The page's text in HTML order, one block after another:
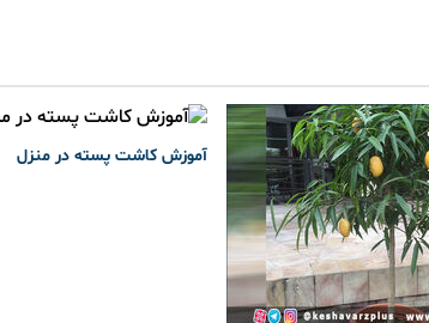
آموزش کاشت پسته در منزل